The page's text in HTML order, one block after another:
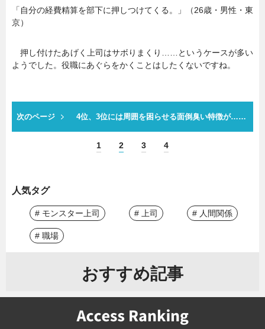
「自分の経費精算を部下に押しつけてくる。」（26歳・男性・東
京）
押し付けたあげく上司はサボりまくり……というケースが多い
ようでした。役職にあぐらをかくことはしたくないですね。
次のページ 4位、3位には周囲を困らせる面倒臭い特徴が……
1 2 3 4
人気タグ
# モンスター上司 # 上司 # 人間関係
# 職場
おすすめ記事